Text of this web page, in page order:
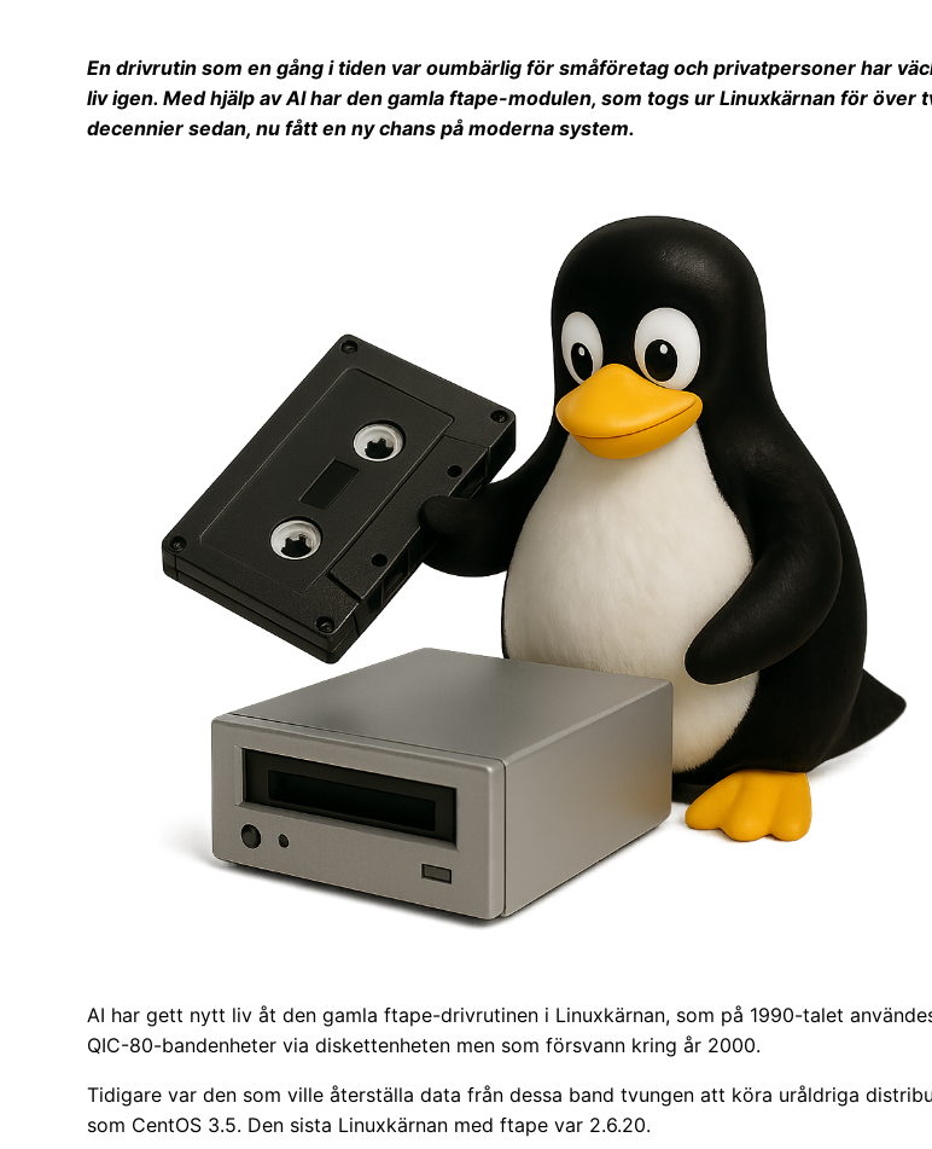
En drivrutin som en gång i tiden var oumbärlig för småföretag och privatpersoner har
liv igen. Med hjälp av AI har den gamla ftape-modulen, som togs ur Linuxkärnan för över
decennier sedan, nu fått en ny chans på moderna system.
AI har gett nytt liv åt den gamla ftape-drivrutinen i Linuxkärnan, som på 1990-talet
QIC-80-bandenheter via diskettenheten men som försvann kring år 2000.
Tidigare var den som ville återställa data från dessa band tvungen att köra uråldriga
som CentOS 3.5. Den sista Linuxkärnan med ftape var 2.6.20.